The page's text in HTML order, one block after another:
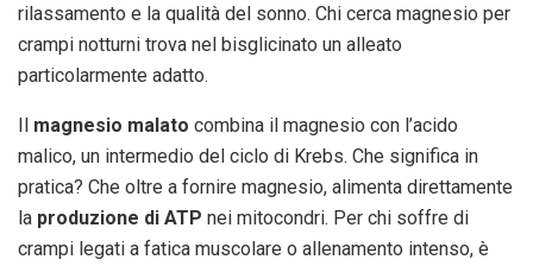
rilassamento e la qualità del sonno. Chi cerca magnesio per
crampi notturni trova nel bisglicinato un alleato
particolarmente adatto.
Il magnesio malato combina il magnesio con l’acido
malico, un intermedio del ciclo di Krebs. Che significa in
pratica? Che oltre a fornire magnesio, alimenta direttamente
la produzione di ATP nei mitocondri. Per chi soffre di
crampi legati a fatica muscolare o allenamento intenso, è